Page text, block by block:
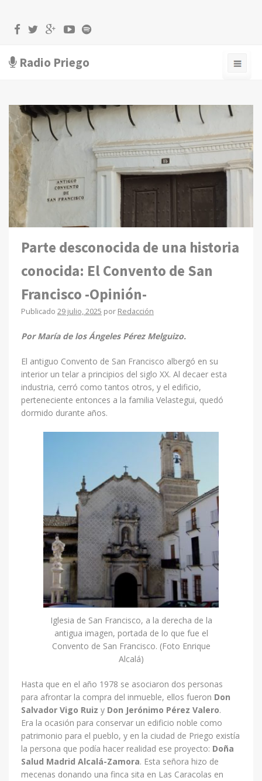
Radio Priego
Parte desconocida de una historia
conocida: El Convento de San
Francisco -Opinión-
Publicado 29 julio, 2025 por Redacción
Por María de los Ángeles Pérez Melguizo.
El antiguo Convento de San Francisco albergó en su
interior un telar a principios del siglo XX. Al decaer esta
industria, cerró como tantos otros, y el edificio,
perteneciente entonces a la familia Velastegui, quedó
dormido durante años.
Iglesia de San Francisco, a la derecha de la
antigua imagen, portada de lo que fue el
Convento de San Francisco. (Foto Enrique
Alcalá)
Hasta que en el año 1978 se asociaron dos personas
para afrontar la compra del inmueble, ellos fueron Don
Salvador Vigo Ruiz y Don Jerónimo Pérez Valero.
Era la ocasión para conservar un edificio noble como
patrimonio para el pueblo, y en la ciudad de Priego existía
la persona que podía hacer realidad ese proyecto: Doña
Salud Madrid Alcalá-Zamora. Esta señora hizo de
mecenas donando una finca sita en Las Caracolas en